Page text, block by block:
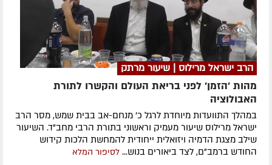
הרב ישראל מרילוס | שיעור מרתק
מהות 'הזמן' לפני בריאת העולם והקשרו לתורת
האבולוציה
במהלך התוועדות מיוחדת לרגל כ' מנחם-אב בבית שמש, מסר הרב
ישראל מרילוס שיעור מעמיק וראשוני בתורת הרבי מחב"ד. השיעור
שילב מצגת הדמיה ויזואלית ייחודית להמחשת הלכות קידוש
החודש ברמב"ם, לצד ביאורים בנוש... לסיפור המלא